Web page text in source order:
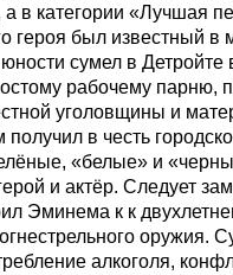
категории «Лучшая
героя был известный
сумел в Детройте
рабочему парню,
уголовщины и
в честь
«белые» и
и актёр. Следует
Эминема к к
оружия.
алкоголя,